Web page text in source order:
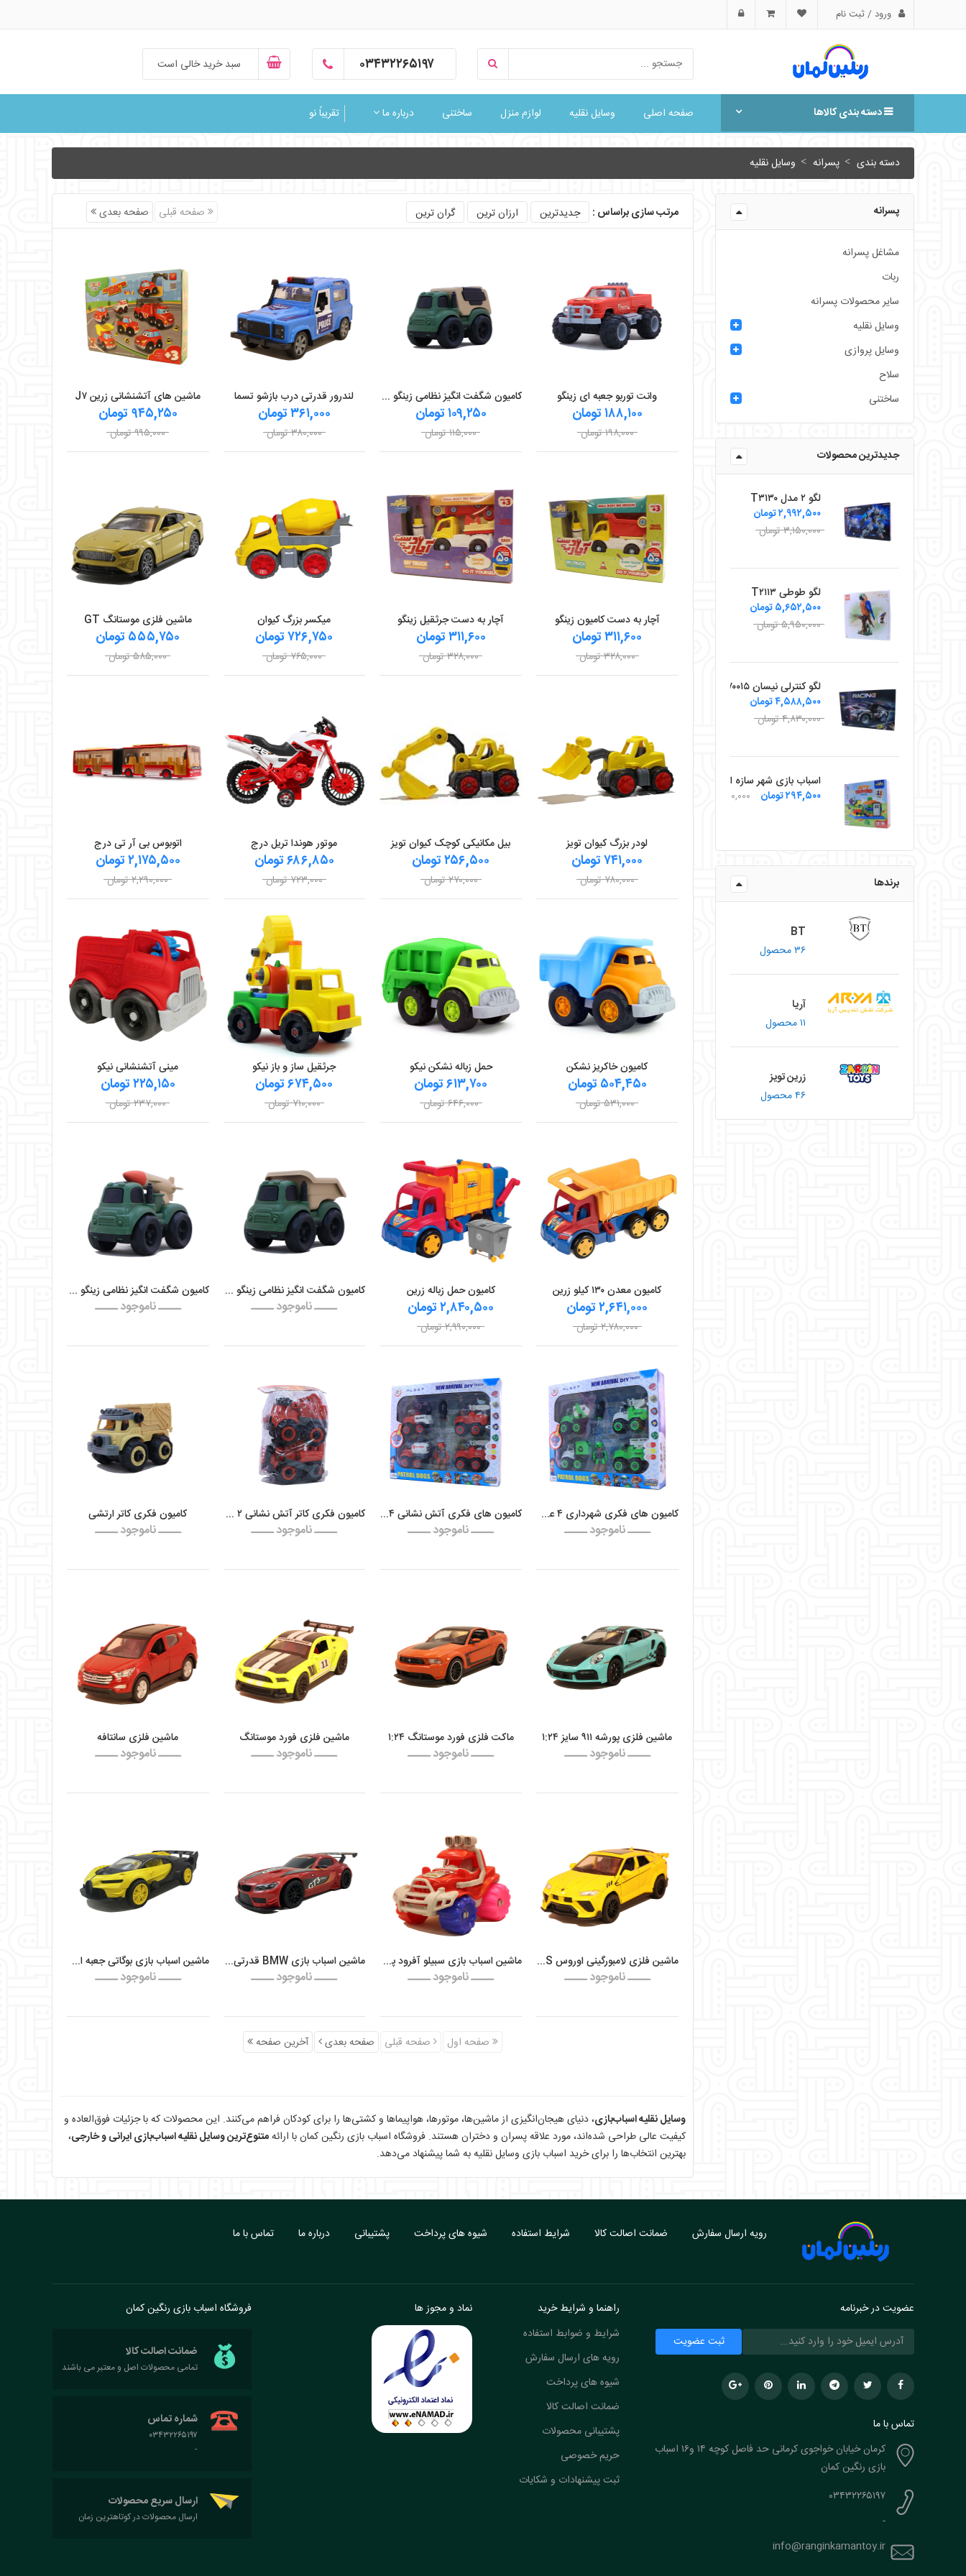
ورود / ثبت نام
۰۳۴۳۲۲۶۵۱۹۷ سبد خرید خالی است
دسته بندی کالاها صفحه اصلی وسایل نقلیه لوازم منزل ساختنی درباره ما تقریباً نو
دسته بندی پسرانه وسایل نقلیه
پسرانه
مشاغل پسرانه
ربات
سایر محصولات پسرانه
وسایل نقلیه
وسایل پروازی
سلاح
ساختنی
جدیدترین محصولات
لگو ۲ مدل T۳۱۳۰
۲,۹۹۲,۵۰۰ تومان
۳,۱۵۰,۰۰۰ تومان
لگو طوطی T۲۱۱۳
۵,۶۵۲,۵۰۰ تومان
۵,۹۵۰,۰۰۰ تومان
لگو کنترلی نیسان ۷۰۰۱۵
۴,۵۸۸,۵۰۰ تومان
۴,۸۳۰,۰۰۰ تومان
اسباب بازی شهر سازه ای زینگو
۲۹۴,۵۰۰ تومان
۳۱۰,۰۰۰ تومان
برندها
BT
۳۶ محصول
آریا
۱۱ محصول
زرین تویز
۴۶ محصول
مرتب سازی براساس : جدیدترین ارزان ترین گران ترین صفحه قبلی صفحه بعدی
وانت توربو جعبه ای زینگو
۱۸۸,۱۰۰ تومان
۱۹۸,۰۰۰ تومان
کامیون شگفت انگیز نظامی زینگو مدل نفربر
۱۰۹,۲۵۰ تومان
۱۱۵,۰۰۰ تومان
لندرور قدرتی درب بازشو تسما
۳۶۱,۰۰۰ تومان
۳۸۰,۰۰۰ تومان
ماشین های آتشنشانی زرین J۷
۹۴۵,۲۵۰ تومان
۹۹۵,۰۰۰ تومان
آچار به دست کامیون زینگو
۳۱۱,۶۰۰ تومان
۳۲۸,۰۰۰ تومان
آچار به دست جرثقیل زینگو
۳۱۱,۶۰۰ تومان
۳۲۸,۰۰۰ تومان
میکسر بزرگ کیوان
۷۲۶,۷۵۰ تومان
۷۶۵,۰۰۰ تومان
ماشین فلزی موستانگ GT
۵۵۵,۷۵۰ تومان
۵۸۵,۰۰۰ تومان
لودر بزرگ کیوان تویز
۷۴۱,۰۰۰ تومان
۷۸۰,۰۰۰ تومان
بیل مکانیکی کوچک کیوان تویز
۲۵۶,۵۰۰ تومان
۲۷۰,۰۰۰ تومان
موتور هوندا تریل درج
۶۸۶,۸۵۰ تومان
۷۲۳,۰۰۰ تومان
اتوبوس بی آر تی درج
۲,۱۷۵,۵۰۰ تومان
۲,۲۹۰,۰۰۰ تومان
کامیون خاکریز نشکن
۵۰۴,۴۵۰ تومان
۵۳۱,۰۰۰ تومان
حمل زباله نشکن نیکو
۶۱۳,۷۰۰ تومان
۶۴۶,۰۰۰ تومان
جرثقیل ساز و باز نیکو
۶۷۴,۵۰۰ تومان
۷۱۰,۰۰۰ تومان
مینی آتشنشانی نیکو
۲۲۵,۱۵۰ تومان
۲۳۷,۰۰۰ تومان
کامیون معدن ۱۳۰ کیلو زرین
۲,۶۴۱,۰۰۰ تومان
۲,۷۸۰,۰۰۰ تومان
کامیون حمل زباله زرین
۲,۸۴۰,۵۰۰ تومان
۲,۹۹۰,۰۰۰ تومان
کامیون شگفت انگیز نظامی زینگو مدل کمپرسی
ـــــ ناموجود ـــــ
کامیون شگفت انگیز نظامی زینگو مدل ضد هوایی
ـــــ ناموجود ـــــ
کامیون های فکری شهرداری ۴ عددی آلست تویز
ـــــ ناموجود ـــــ
کامیون های فکری آتش نشانی ۴ عددی آلست تویز
ـــــ ناموجود ـــــ
کامیون فکری کاتر آتش نشانی ۲ عددی
ـــــ ناموجود ـــــ
کامیون فکری کاتر ارتشی
ـــــ ناموجود ـــــ
ماشین فلزی پورشه ۹۱۱ سایز ۱:۲۴
ـــــ ناموجود ـــــ
ماکت فلزی فورد موستانگ ۱:۲۴
ـــــ ناموجود ـــــ
ماشین فلزی فورد موستانگ
ـــــ ناموجود ـــــ
ماشین فلزی سانتافه
ـــــ ناموجود ـــــ
ماشین فلزی لامبورگینی اوروس LAMBORGHINI URUS مقیاس ۱:۳۲
ـــــ ناموجود ـــــ
ماشین اسباب بازی سبیلو آفرود پرشین
ـــــ ناموجود ـــــ
ماشین اسباب بازی BMW قدرتی جعبه ای تری تی
ـــــ ناموجود ـــــ
ماشین اسباب بازی بوگاتی جعبه ای تری تی
ـــــ ناموجود ـــــ
صفحه اول صفحه قبلی صفحه بعدی آخرین صفحه
وسایل نقلیه اسباب‌بازی، دنیای هیجان‌انگیزی از ماشین‌ها، موتورها، هواپیماها و کشتی‌ها را برای کودکان فراهم می‌کنند. این محصولات که با جزئیات فوق‌العاده و
کیفیت عالی طراحی شده‌اند، مورد علاقه پسران و دختران هستند. فروشگاه اسباب بازی رنگین کمان با ارائهمتنوع‌ترین وسایل نقلیه اسباب‌بازی ایرانی و خارجی،
بهترین انتخاب‌ها را برای خرید اسباب بازی وسایل نقلیه به شما پیشنهاد می‌دهد.
رویه ارسال سفارش ضمانت اصالت کالا شرایط استفاده شیوه های پرداخت پشتیبانی درباره ما تماس با ما
عضویت در خبرنامه
تماس با ما
کرمان خیابان خواجوی کرمانی حد فاصل کوچه ۱۴ و۱۶ اسباب
بازی رنگین کمان
۰۳۴۳۲۲۶۵۱۹۷
-
info@ranginkamantoy.ir
راهنما و شرایط خرید
شرایط و ضوابط استفاده
رویه های ارسال سفارش
شیوه های پرداخت
ضمانت اصالت کالا
پشتیبانی محصولات
حریم خصوصی
ثبت پیشنهادات و شکایات
نماد و مجوز ها فروشگاه اسباب بازی رنگین کمان
ضمانت اصالت کالا
تمامی محصولات اصل و معتبر می باشند
شماره تماس
۰۳۴۳۲۲۶۵۱۹۷
-
ارسال سریع محصولات
ارسال محصولات در کوتاهترین زمان